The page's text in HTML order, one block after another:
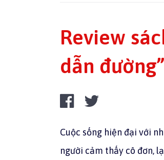
Review
dẫn đường”
Cuộc sống hiện đại với
người cảm thấy cô đơn,